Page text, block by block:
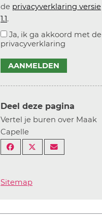
de privacyverklaring versie
1.1.
Ja, ik ga akkoord met de
privacyverklaring
AANMELDEN
Deel deze pagina
Vertel je buren over Maak
Capelle
Sitemap